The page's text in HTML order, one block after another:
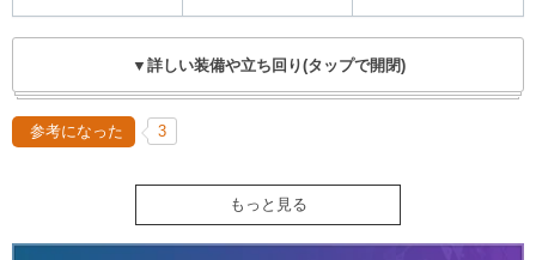
▼詳しい装備や立ち回り(タップで開閉)
参考になった 3
もっと見る